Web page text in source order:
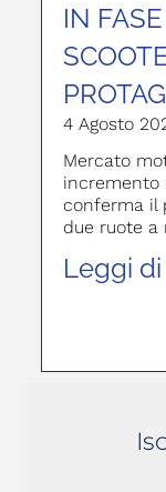
IN
4 Agosto
Mercato
incremento
conferma il
due ruote a
Leggi